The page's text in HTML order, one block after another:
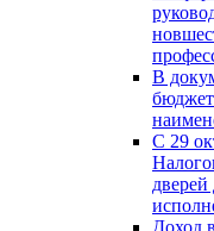
В
бюджет
С 29
дверей
Доход